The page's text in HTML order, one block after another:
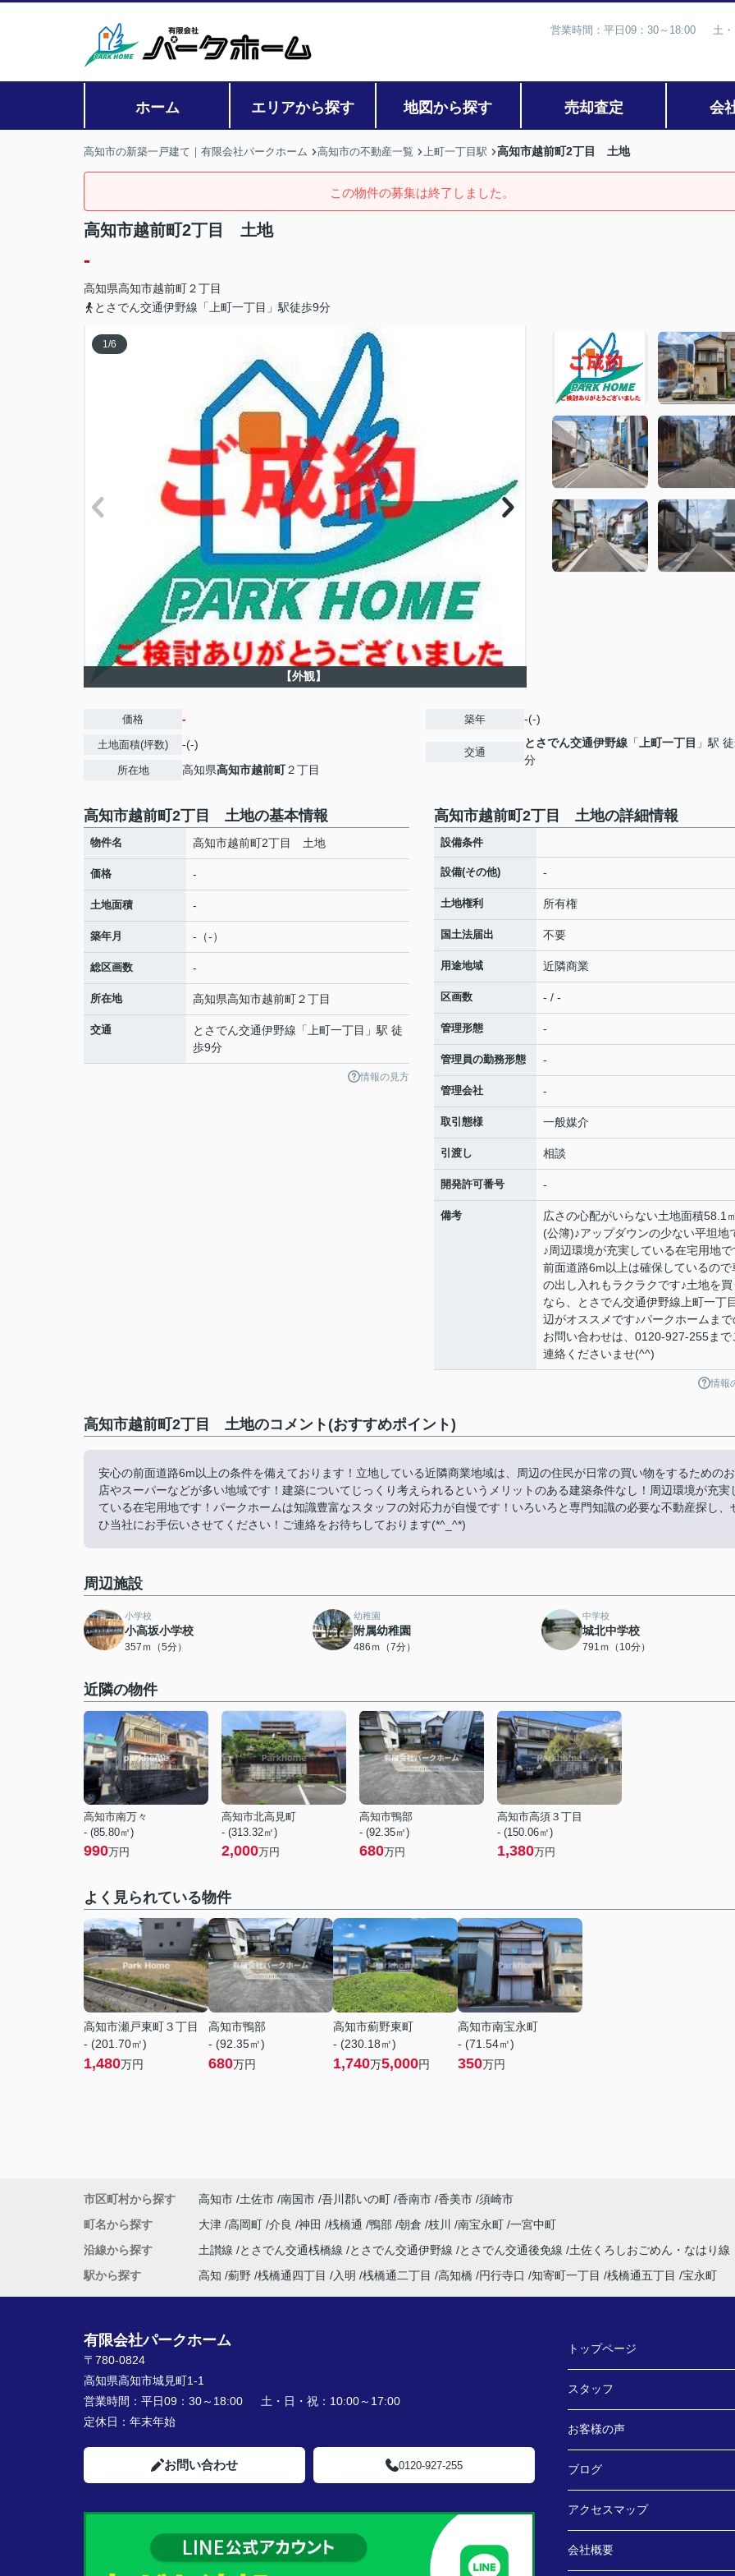
営業時間：平日09：30～18:00 土
ホーム エリアから探す 地図から探す 売却査定 会
高知市の新築一戸建て｜有限会社パークホーム 高知市の不動産一覧 上町一丁目駅 高知市越前町2丁目 土地
この物件の募集は終了しました。
高知市越前町2丁目 土地
-
高知県高知市越前町２丁目
とさでん交通伊野線「上町一丁目」駅徒歩9分
1/6
【外観】
価格 -
土地面積(坪数) -(-)
所在地 高知県高知市越前町２丁目
築年 -(-)
交通
とさでん交通伊野線 「 上町一丁目 」駅
分
高知市越前町2丁目 土地の基本情報
物件名 高知市越前町2丁目 土地
価格 -
土地面積 -
築年月 -（-）
総区画数 -
所在地 高知県高知市越前町２丁目
交通 とさでん交通伊野線 「 上町一丁目 」駅 徒
歩9分
情報の見方
高知市越前町2丁目 土地の詳細情報
設備条件
設備(その他) -
土地権利 所有権
国土法届出 不要
用途地域 近隣商業
区画数 - / -
管理形態 -
管理員の勤務形態 -
管理会社 -
取引態様 一般媒介
引渡し 相談
開発許可番号 -
備考
広さの心配がいらない土地面積58.1
(公簿)♪アップダウンの少ない平坦地
♪周辺環境が充実している在宅用地で
前面道路6m以上は確保しているので
の出し入れもラクラクです♪土地を買
なら、とさでん交通伊野線上町一丁
辺がオススメです♪パークホームまで
お問い合わせは、0120-927-255まで
連絡くださいませ(^^)
情報
高知市越前町2丁目 土地のコメント(おすすめポイント)
安心の前面道路6m以上の条件を備えております！立地している近隣商業地域は、周辺の住民が日常の買い物をするためのお
店やスーパーなどが多い地域です！建築についてじっくり考えられるというメリットのある建築条件なし！周辺環境が充実
ている在宅用地です！パークホームは知識豊富なスタッフの対応力が自慢です！いろいろと専門知識の必要な不動産探し、
ひ当社にお手伝いさせてください！ご連絡をお待ちしております(*^_^*)
周辺施設
小学校
小高坂小学校
357ｍ（5分）
幼稚園
附属幼稚園
486ｍ（7分）
中学校
城北中学校
791ｍ（10分）
近隣の物件
高知市南万々
- (85.80㎡)
990万円
高知市北高見町
- (313.32㎡)
2,000万円
高知市鴨部
- (92.35㎡)
680万円
高知市高須３丁目
- (150.06㎡)
1,380万円
よく見られている物件
高知市瀬戸東町３丁目
- (201.70㎡)
1,480万円
高知市鴨部
- (92.35㎡)
680万円
高知市薊野東町
- (230.18㎡)
1,740万5,000円
高知市南宝永町
- (71.54㎡)
350万円
市区町村から探す 高知市 土佐市 南国市 吾川郡いの町 香南市 香美市 須崎市
町名から探す
大津 高岡町 介良 神田 桟橋通 鴨部 朝倉 枝川 南宝永町 一宮中町
沿線から探す
土讃線 とさでん交通桟橋線 とさでん交通伊野線 とさでん交通後免線
土佐くろしおごめん・なはり線
駅から探す
高知 薊野 桟橋通四丁目 入明 桟橋通二丁目 高知橋 円行寺口 知寄町一丁目 桟橋通五丁目 宝永町
有限会社パークホーム
〒780-0824
高知県高知市城見町1-1
営業時間： 平日09：30～18:00 土・日・祝：10:00～17:00
定休日： 年末年始
お問い合わせ 0120-927-255
トップページ
スタッフ
お客様の声
ブログ
アクセスマップ
会社概要